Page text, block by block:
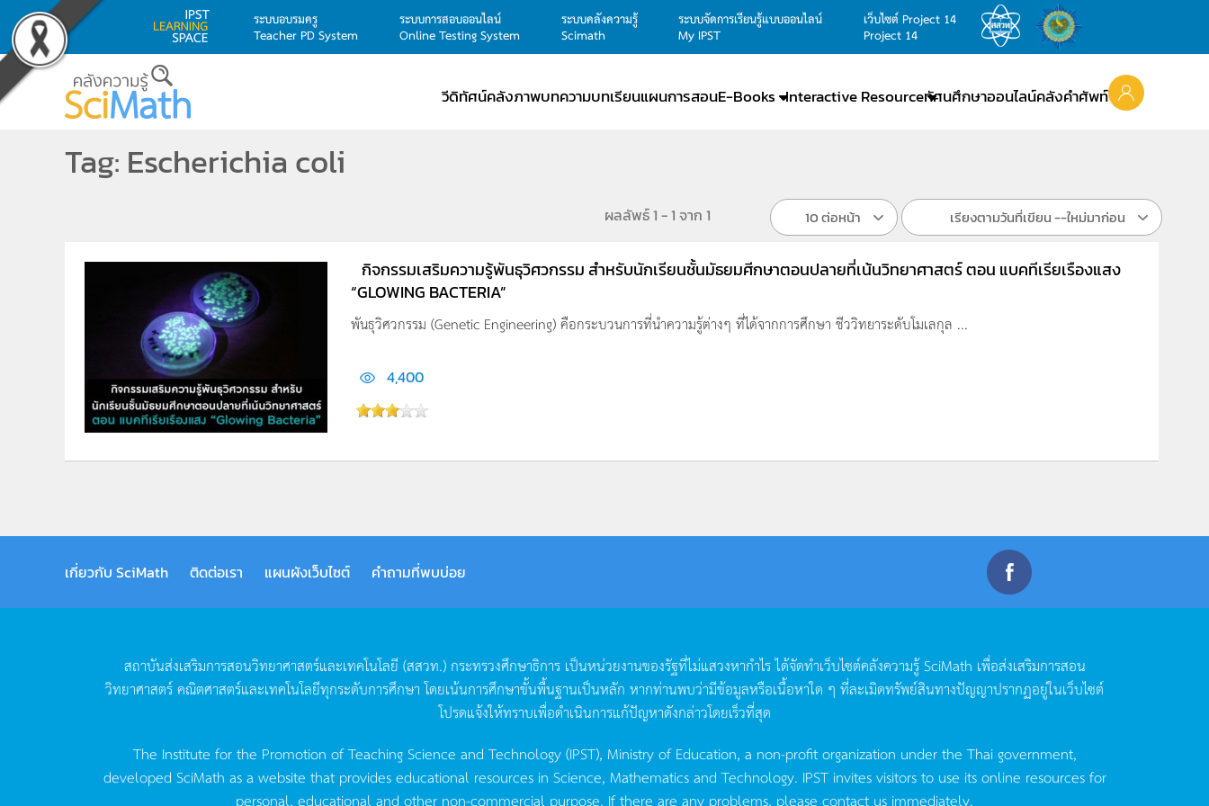
Skip to main content
ระบบอบรมครู
Teacher PD System
ระบบการสอบออนไลน์
Online Testing System
ระบบคลังความรู้
Scimath
ระบบจัดการเรียนรู้แบบออนไลน์
My IPST
เว็บไซต์ Project 14
Project 14
วีดิทัศน์คลังภาพบทความบทเรียนแผนการสอนE-Books Interactive Resourceทัศนศึกษาออนไลน์คลังคำศัพท์
Tag: Escherichia coli
ผลลัพธ์ 1 - 1 จาก 1 10 ต่อหน้า เรียงตามวันที่เขียน --ใหม่มาก่อน
กิจกรรมเสริมความรู้พันธุวิศวกรรม สำหรับนักเรียนชั้นมัธยมศีกษาตอนปลายที่เน้นวิทยาศาสตร์ ตอน แบคทีเรียเรืองแสง
“GLOWING BACTERIA”
พันธุวิศวกรรม (Genetic Engineering) คือกระบวนการที่นำความรู้ต่างๆ ที่ได้จากการศึกษา ชีววิทยาระดับโมเลกุล ...
4,400
เกี่ยวกับ SciMath ติดต่อเรา แผนผังเว็บไซต์ คำถามที่พบบ่อย
สถาบันส่งเสริมการสอนวิทยาศาสตร์และเทคโนโลยี (สสวท.) กระทรวงศึกษาธิการ เป็นหน่วยงานของรัฐที่ไม่แสวงหากำไรได้จัดทำเว็บไซต์คลังความรู้SciMath เพื่อส่งเสริมการสอน
วิทยาศาสตร์คณิตศาสตร์และเทคโนโลยีทุกระดับการศึกษา โดยเน้นการศึกษาขั้นพื้นฐานเป็นหลัก หากท่านพบว่ามีข้อมูลหรือเนื้อหาใด ๆ ที่ละเมิดทรัพย์สินทางปัญญาปรากฏอยู่ในเว็บไซต์
โปรดแจ้งให้ทราบเพื่อดำเนินการแก้ปัญหาดังกล่าวโดยเร็วที่สุด
The Institute for the Promotion of Teaching Science and Technology (IPST), Ministry of Education, a non-profit organization under the Thai government,
developed SciMath as a website that provides educational resources in Science, Mathematics and Technology. IPST invites visitors to use its online resources for
personal, educational and other non-commercial purpose. If there are any problems, please contact us immediately.